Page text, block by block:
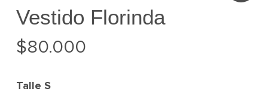
Vestido Florinda
$80.000
Talle S